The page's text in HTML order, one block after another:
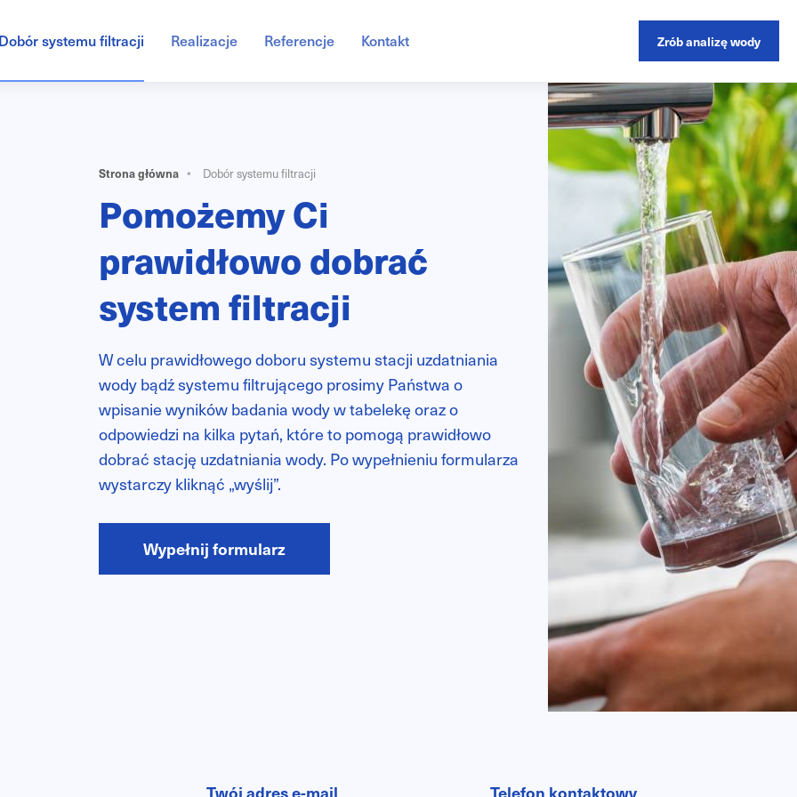
Dobór systemu filtracji Realizacje Referencje Kontakt Zrób analizę wody
Strona główna Dobór systemu filtracji
Pomożemy Ci
prawidłowo dobrać
system filtracji
W celu prawidłowego doboru systemu stacji uzdatniania
wody bądź systemu filtrującego prosimy Państwa o
wpisanie wyników badania wody w tabelekę oraz o
odpowiedzi na kilka pytań, które to pomogą prawidłowo
dobrać stację uzdatniania wody. Po wypełnieniu formularza
wystarczy kliknąć „wyślij”.
Wypełnij formularz
Twój adres e-mail Telefon kontaktowy